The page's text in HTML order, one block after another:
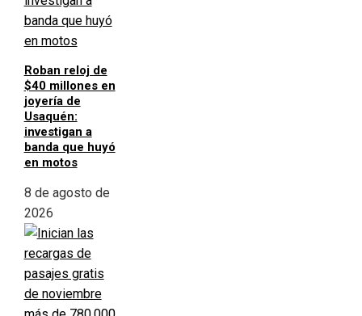
Roban reloj de
$40 millones en
joyería de
Usaquén:
investigan a
banda que huyó
en motos
8 de agosto de
2026